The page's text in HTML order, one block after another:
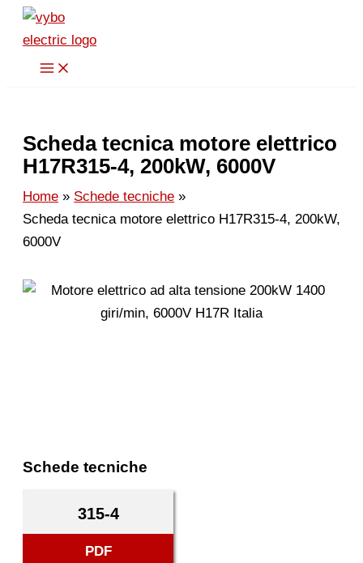
Vai
contenuto
Scheda tecnica motore elettrico
H17R315-4, 200kW, 6000V
Home
Schede tecniche
Scheda tecnica motore elettrico H17R315-4, 200kW,
6000V
Schede tecniche
315-4
PDF